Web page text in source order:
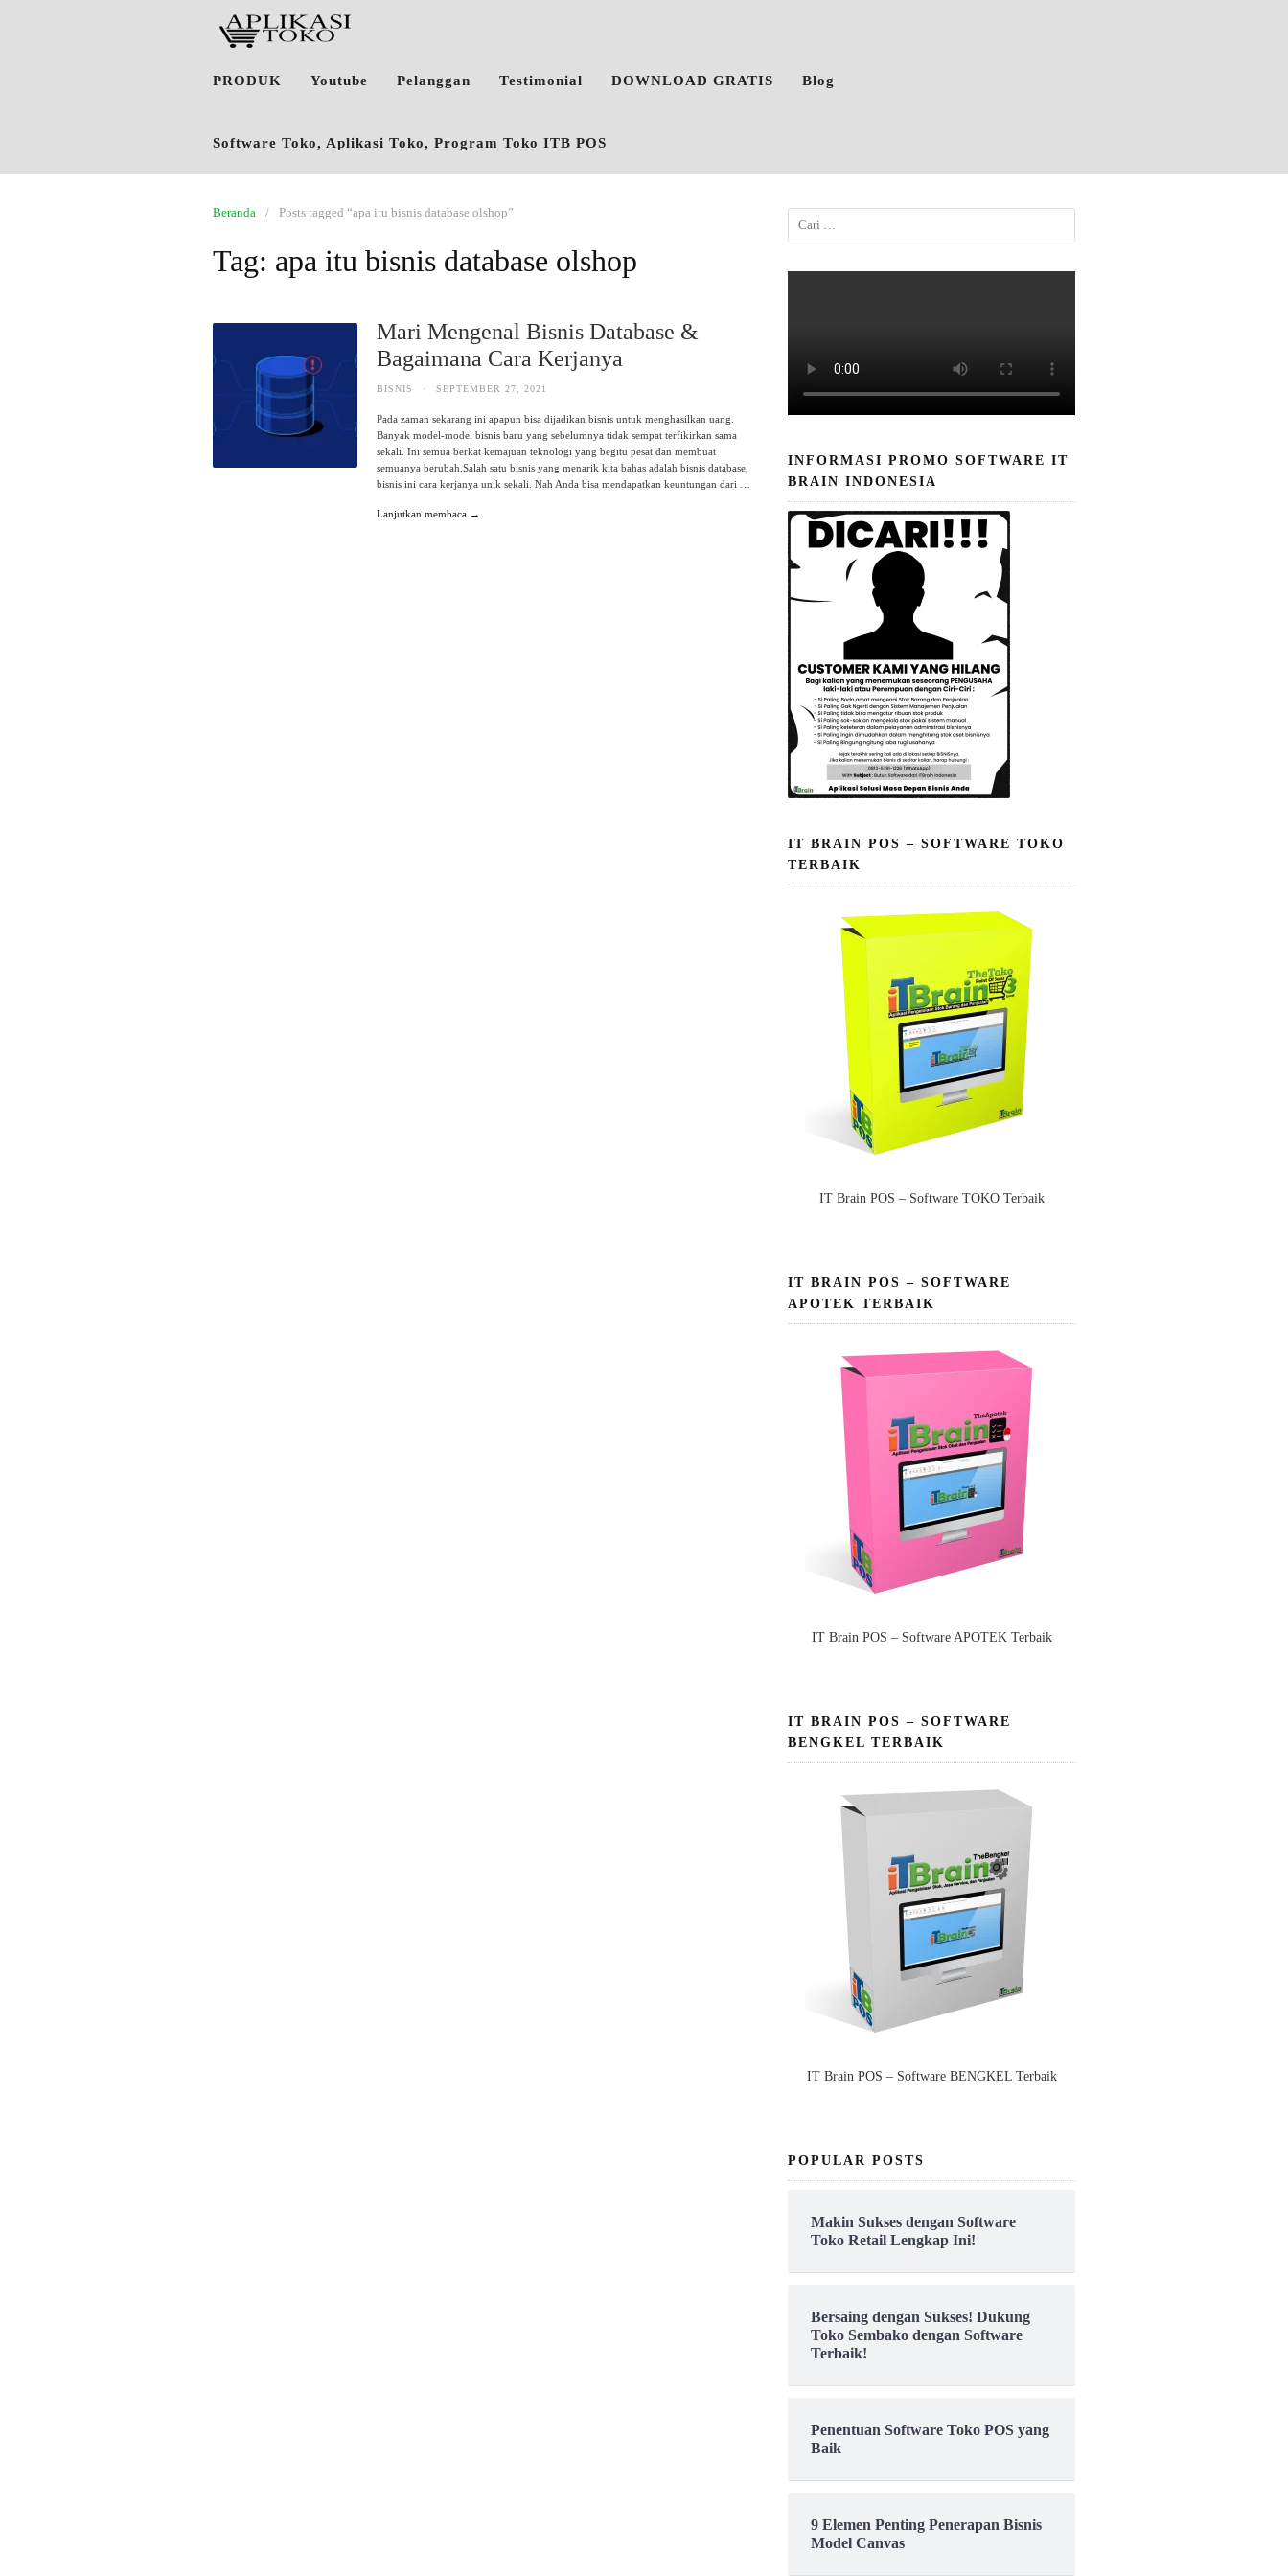
PRODUK Youtube Pelanggan Testimonial DOWNLOAD GRATIS Blog
Software Toko, Aplikasi Toko, Program Toko ITB POS
Beranda Posts tagged “apa itu bisnis database olshop”
Tag: apa itu bisnis database olshop
Mari Mengenal Bisnis Database &
Bagaimana Cara Kerjanya
BISNIS · SEPTEMBER 27, 2021
Pada zaman sekarang ini apapun bisa dijadikan bisnis untuk menghasilkan uang.
Banyak model-model bisnis baru yang sebelumnya tidak sempat terfikirkan sama
sekali. Ini semua berkat kemajuan teknologi yang begitu pesat dan membuat
semuanya berubah.Salah satu bisnis yang menarik kita bahas adalah bisnis database,
bisnis ini cara kerjanya unik sekali. Nah Anda bisa mendapatkan keuntungan dari …
Lanjutkan membaca →
INFORMASI PROMO SOFTWARE IT
BRAIN INDONESIA
IT BRAIN POS – SOFTWARE TOKO
TERBAIK
IT Brain POS – Software TOKO Terbaik
IT BRAIN POS – SOFTWARE
APOTEK TERBAIK
IT Brain POS – Software APOTEK Terbaik
IT BRAIN POS – SOFTWARE
BENGKEL TERBAIK
IT Brain POS – Software BENGKEL Terbaik
POPULAR POSTS
Makin Sukses dengan Software
Toko Retail Lengkap Ini!
Bersaing dengan Sukses! Dukung
Toko Sembako dengan Software
Terbaik!
Penentuan Software Toko POS yang
Baik
9 Elemen Penting Penerapan Bisnis
Model Canvas